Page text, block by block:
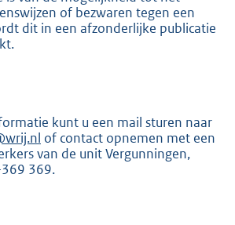
of bezwaren tegen een
dit in een afzonderlijke publicatie
kunt u een mail sturen naar
of contact opnemen met een
van de unit Vergunningen,
369.